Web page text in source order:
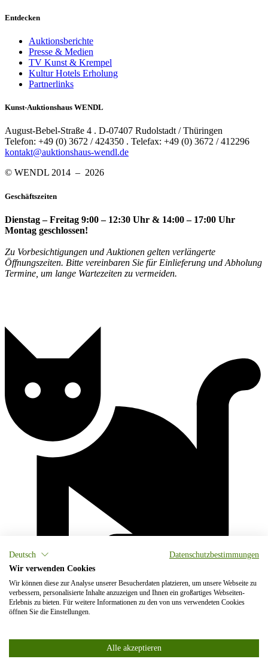
Entdecken
Auktionsberichte
Presse & Medien
TV Kunst & Krempel
Kultur Hotels Erholung
Partnerlinks
Kunst-Auktionshaus WENDL
August-Bebel-Straße 4 . D-07407 Rudolstadt / Thüringen
Telefon: +49 (0) 3672 / 424350 . Telefax: +49 (0) 3672 / 412296
kontakt@auktionshaus-wendl.de
© WENDL 2014 – 2026
Geschäftszeiten
Dienstag – Freitag 9:00 – 12:30 Uhr & 14:00 – 17:00 Uhr
Montag geschlossen!
Zu Vorbesichtigungen und Auktionen gelten verlängerte
Öffnungszeiten. Bitte vereinbaren Sie für Einlieferung und Abholung
Termine, um lange Wartezeiten zu vermeiden.
Deutsch
Datenschutzbestimmungen
Wir verwenden Cookies
Wir können diese zur Analyse unserer Besucherdaten platzieren, um unsere Webseite zu
verbessern, personalisierte Inhalte anzuzeigen und Ihnen ein großartiges Webseiten-
Erlebnis zu bieten. Für weitere Informationen zu den von uns verwendeten Cookies
öffnen Sie die Einstellungen.
Alle akzeptieren